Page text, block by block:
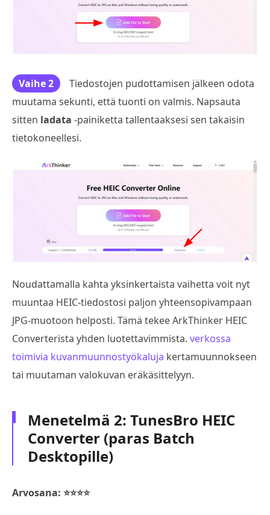
Vaihe 2
Tiedostojen pudottamisen jälkeen odota
muutama sekunti, että tuonti on valmis. Napsauta
sitten ladata -painiketta tallentaaksesi sen takaisin
tietokoneellesi.
Noudattamalla kahta yksinkertaista vaihetta voit nyt
muuntaa HEIC-tiedostosi paljon yhteensopivampaan
JPG-muotoon helposti. Tämä tekee ArkThinker HEIC
Converterista yhden luotettavimmista. verkossa
toimivia kuvanmuunnostyökaluja kertamuunnokseen
tai muutaman valokuvan eräkäsittelyyn.
Menetelmä 2: TunesBro HEIC
Converter (paras Batch
Desktopille)
Arvosana: ⭐⭐⭐⭐